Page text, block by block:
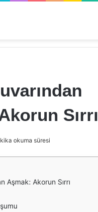
Sırrı
okuma süresi
Aşmak: Akorun Sırrı